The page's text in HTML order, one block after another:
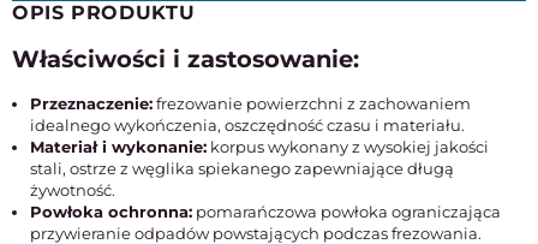
OPIS PRODUKTU
Właściwości i zastosowanie:
Przeznaczenie:frezowanie powierzchni z zachowaniem
idealnego wykończenia, oszczędność czasu i materiału.
Materiał i wykonanie: korpus wykonany z wysokiej jakości
stali, ostrze z węglika spiekanego zapewniające długą
żywotność.
Powłoka ochronna: pomarańczowa powłoka ograniczająca
przywieranie odpadów powstających podczas frezowania.